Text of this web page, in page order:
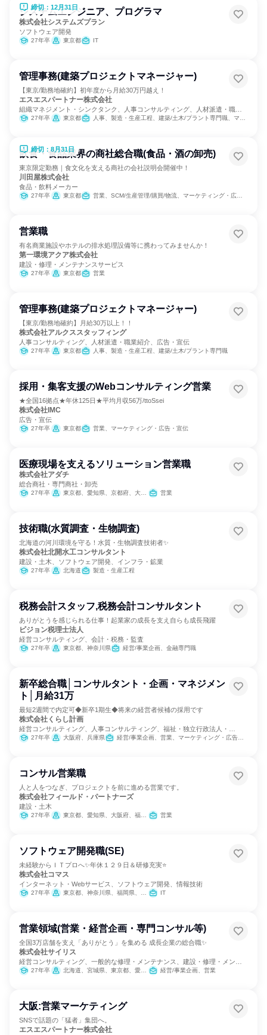
締切：12月31日
システムエンジニア、プログラマ
株式会社システムズプラン
ソフトウェア開発
27年卒 東京都 IT
管理事務(建築プロジェクトマネージャー)
【東京/勤務地確約】初年度から月給30万円越え！
エスエスパートナー株式会社
組織マネジメント・シンクタンク、人事コンサルティング、人材派遣・職業
紹介27年卒 東京都 人事、製造・生産工程、建築/土木/プラント専門職、マーケティング・広告・宣伝
締切：8月31日
飲食・食品業界の商社総合職(食品・酒の卸売)
東京限定勤務｜食文化を支える商社の会社説明会開催中！
川田屋株式会社
食品・飲料メーカー
27年卒 東京都 営業、SCM/生産管理/購買/物流、マーケティング・広告・宣伝
営業職
有名商業施設やホテルの排水処理設備等に携わってみませんか！
第一環境アクア株式会社
建設・修理・メンテナンスサービス
27年卒 東京都 営業
管理事務(建築プロジェクトマネージャー)
【東京/勤務地確約】月給30万以上！！
株式会社アルクススタッフィング
人事コンサルティング、人材派遣・職業紹介、広告・宣伝
27年卒 東京都 人事、製造・生産工程、建築/土木/プラント専門職
採用・集客支援のWebコンサルティング営業
★全国16拠点★年休125日★平均月収56万/ttoSsei
株式会社IMC
広告・宣伝
27年卒 東京都 営業、マーケティング・広告・宣伝
医療現場を支えるソリューション営業職
株式会社アダチ
総合商社・専門商社・卸売
27年卒 東京都、愛知県、京都府、大阪府、兵庫県、広島県、福岡県 営業
技術職(水質調査・生物調査)
北海道の河川環境を守る！水質・生物調査技術者✨
株式会社北開水工コンサルタント
建設・土木、ソフトウェア開発、インフラ・鉱業
27年卒 北海道 製造・生産工程
税務会計スタッフ,税務会計コンサルタント
ありがとうを感じられる仕事！起業家の成長を支え自らも成長飛躍
ビジョン税理士法人
経営コンサルティング、会計・税務・監査
27年卒 東京都、神奈川県 経営/事業企画、金融専門職
新卒総合職│コンサルタント・企画・マネジメン
ト│月給31万
最短2週間で内定可◆新卒1期生◆将来の経営者候補の採用です
株式会社くらし計画
経営コンサルティング、人事コンサルティング、福祉・独立行政法人・
NGO・NPO
27年卒 大阪府、兵庫県 経営/事業企画、営業、マーケティング・広告・宣伝
コンサル営業職
人と人をつなぎ、プロジェクトを前に進める営業です。
株式会社フィールド・パートナーズ
建設・土木
27年卒 東京都、愛知県、大阪府、福岡県 営業
ソフトウェア開発職(SE)
未経験からＩＴプロへ✨年休１２９日＆研修充実⭐
株式会社コマス
インターネット・Webサービス、ソフトウェア開発、情報技術
27年卒 東京都、神奈川県、福岡県、沖縄県 IT
営業領域(営業・経営企画・専門コンサル等)
全国3万店舗を支え「ありがとう」を集める 成長企業の総合職✨
株式会社サイリス
経営コンサルティング、一般的な修理・メンテナンス、建設・修理・メンテ
ナンスサービス
27年卒 北海道、宮城県、東京都、愛知県、大阪府、広島県、福岡県、沖縄県 経営/事業企画、営業
大阪:営業マーケティング
SNSで話題の「猛者」集団へ。
エスエスパートナー株式会社